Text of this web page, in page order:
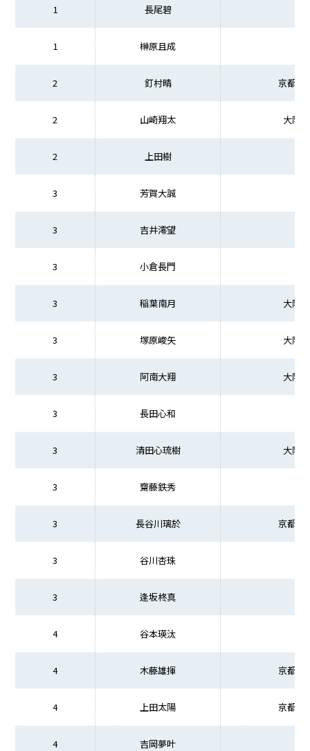
1 長尾碧
1 榊原且成
2 釘村晴 京都先
2 山崎翔太 大阪
2 上田樹
3 芳賀大誠
3 吉井澪望
3 小倉長門
3 稲葉南月 大阪
3 塚原峻矢 大阪
3 阿南大翔 大阪
3 長田心和
3 清田心琉樹 大阪
3 齋藤鉄秀
3 長谷川璃於 京都先
3 谷川杏珠
3 逢坂柊真
4 谷本瑛汰
4 木藤雄揮 京都先
4 上田太陽 京都先
4 吉岡夢叶